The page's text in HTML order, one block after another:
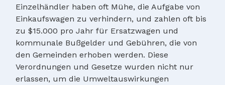
Einzelhändler haben oft Mühe, die Aufgabe von
Einkaufswagen zu verhindern, und zahlen oft bis
zu $15.000 pro Jahr für Ersatzwagen und
kommunale Bußgelder und Gebühren, die von
den Gemeinden erhoben werden. Diese
Verordnungen und Gesetze wurden nicht nur
erlassen, um die Umweltauswirkungen